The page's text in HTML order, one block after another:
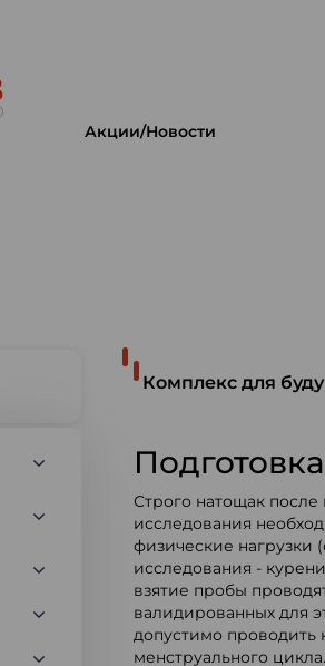
Акции/Новости
Комплекс для
Строго натощак после
исследования
физические нагрузки
исследования -
взятие пробы
валидированных для
допустимо проводить
менструального цикла.